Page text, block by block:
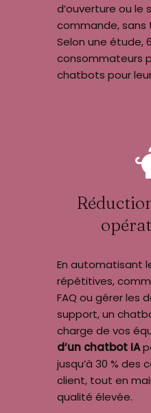
d’ouverture ou le
commande, sans
Selon une étude,
consommateurs
chatbots pour
En automatisant
répétitives,
FAQ ou gérer les
support, un
charge de vos
d’un chatbot IA
jusqu’à 30 % des
client, tout en
qualité élevée.